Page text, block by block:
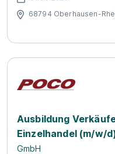
68794 Oberhausen-
Ausbildung
Einzelhandel (m/w/
GmbH